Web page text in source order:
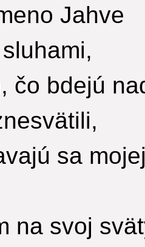
Jahve
čo bdejú
sa
na svoj